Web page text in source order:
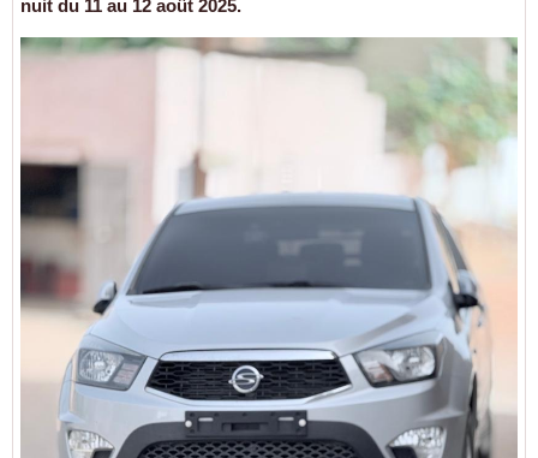
nuit du 11 au 12 août 2025.